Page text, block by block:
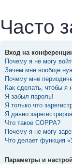
Часто
Вход на
Почему я не могу
Зачем мне вообще
Почему мне
Как сделать, чтобы я
Я забыл пароль!
Я только что
Я давно
Что такое COPPA?
Почему я не могу
Что делает функция
Параметры и